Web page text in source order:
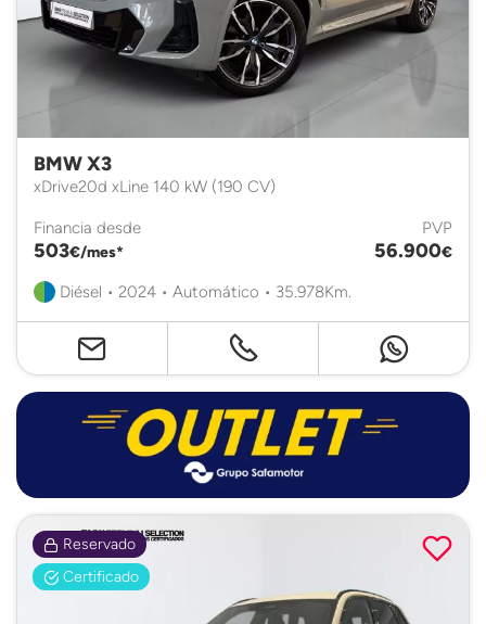
BMW X3
xDrive20d xLine 140 kW (190 CV)
Financia desde
503€/mes*
PVP
56.900€
Diésel • 2024 • Automático • 35.978Km.
Reservado
Certificado